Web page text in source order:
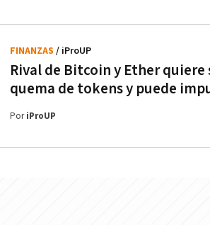
Rival de Bitcoin y Ether quiere
quema de tokens y puede
FINANZAS / iProUP
PoriProUP